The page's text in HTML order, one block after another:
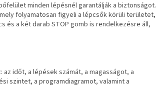
minden lépésnél garantálják a biztonságot.
folyamatosan figyeli a lépcsők körüli területet,
és a két darab STOP gomb is rendelkezésre áll,
időt, a lépések számát, a magasságot, a
szintet, a programdiagramot, valamint a